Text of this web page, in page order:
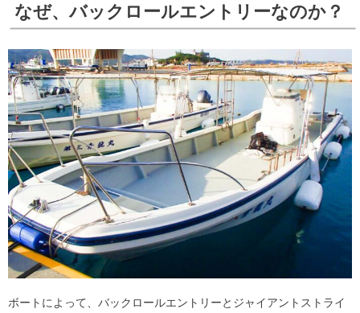
なぜ、バックロールエントリーなのか？
ボートによって、バックロールエントリーとジャイアントストライ